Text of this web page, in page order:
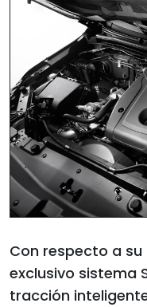
Con respecto a
exclusivo sistema
tracción